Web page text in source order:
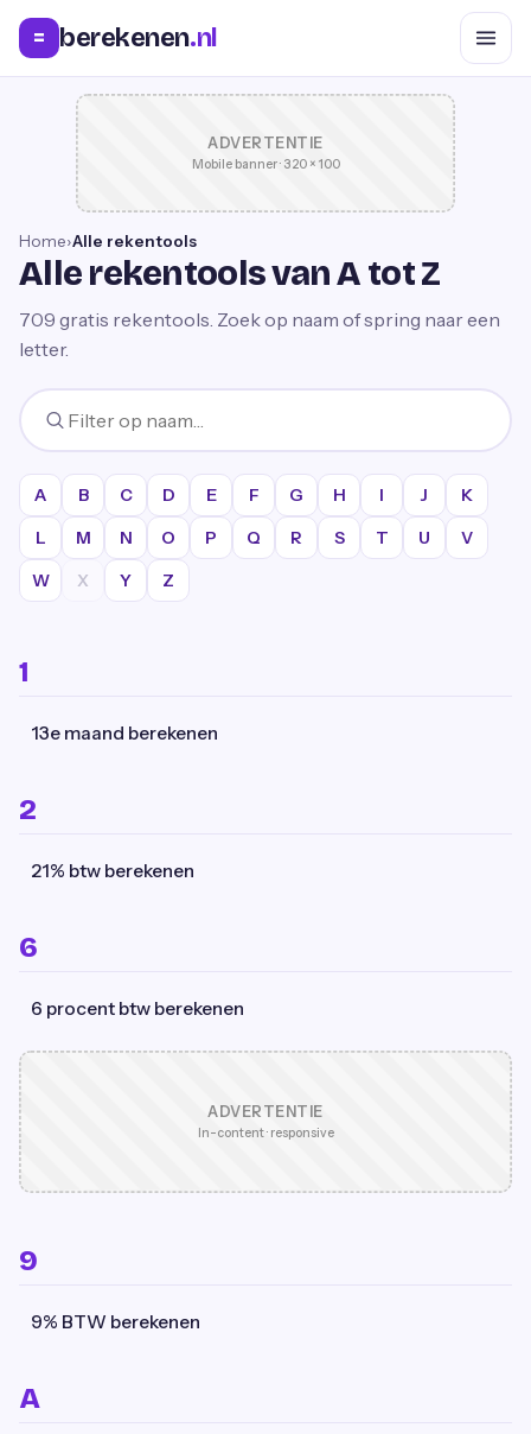
= berekenen.nl
ADVERTENTIE
Mobile banner · 320 × 100
Home›Alle rekentools
Alle rekentools van A tot Z
709 gratis rekentools. Zoek op naam of spring naar een
letter.
A B C D E F G H I J
K
L
M N O P Q R S T U
V
W
X Y Z
1
13e maand berekenen
2
21% btw berekenen
6
6 procent btw berekenen
ADVERTENTIE
In-content · responsive
9
9% BTW berekenen
A